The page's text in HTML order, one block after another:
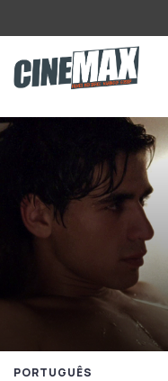
Saltar para o conteúdo
PORTUGUÊS